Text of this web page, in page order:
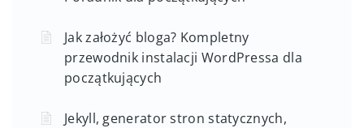
Jak założyć bloga? Kompletny
przewodnik instalacji WordPressa dla
początkujących
Jekyll, generator stron statycznych,